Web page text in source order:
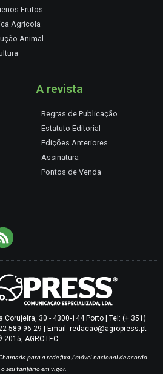
Frutos
Agrícola
Animal
A revista
Regras de Publicação
Estatuto Editorial
Edições Anteriores
Assinatura
Pontos de Venda
Corujeira, 30 - 4300-144 Porto | Tel: (+ 351)
589 96 29 | Email: redacao@agropress.pt
2015, AGROTEC
para a rede fixa / móvel nacional de acordo
o seu tarifário em vigor.